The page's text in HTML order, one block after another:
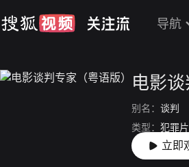
导航
电影
别名： 谈判
类型： 犯罪片
上映： 2024-
立即